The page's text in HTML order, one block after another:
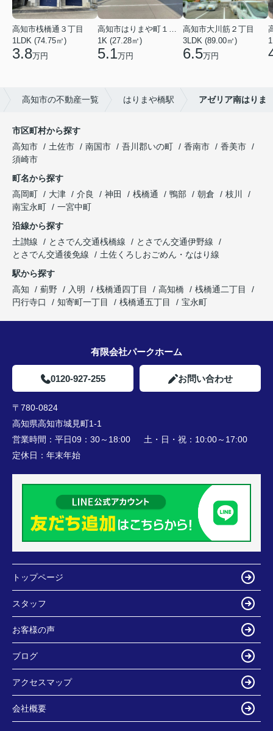
高知市桟橋通３丁目
1LDK (74.75㎡)
3.8万円
高知市はりまや町１丁目
1K (27.28㎡)
5.1万円
高知市大川筋２丁目
3LDK (89.00㎡)
6.5万円
高知市の不動産一覧 はりまや橋駅 アゼリア南はりま
市区町村から探す
高知市
土佐市 南国市 吾川郡いの町 香南市
香美市
須崎市
町名から探す
高岡町
大津 介良 神田 桟橋通 鴨部 朝倉
枝川
南宝永町
一宮中町
沿線から探す
土讃線
とさでん交通桟橋線
とさでん交通伊野線
とさでん交通後免線
土佐くろしおごめん・なはり線
駅から探す
高知
薊野 入明 桟橋通四丁目 高知橋
桟橋通二丁目
円行寺口
知寄町一丁目 桟橋通五丁目 宝永町
有限会社パークホーム
0120-927-255 お問い合わせ
〒780-0824
高知県高知市城見町1-1
営業時間： 平日09：30～18:00 土・日・祝：10:00～17:00
定休日： 年末年始
トップページ
スタッフ
お客様の声
ブログ
アクセスマップ
会社概要